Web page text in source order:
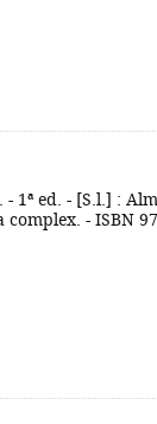
1ª ed. - [S.l.] :
- ISBN